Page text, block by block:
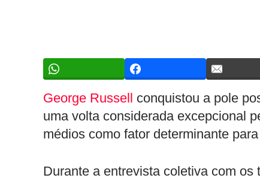
George Russell conquistou a pole
uma volta considerada excepcional
médios como fator determinante
Durante a entrevista coletiva com